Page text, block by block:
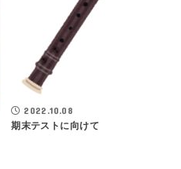
2022.10.08
期末テストに向けて